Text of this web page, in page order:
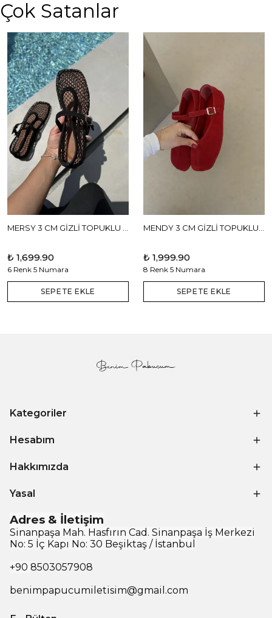
Çok Satanlar
₺ 1,699.90
6 Renk 5 Numara
SEPETE EKLE
₺ 1,999.90
8 Renk 5 Numara
SEPETE EKLE
Kategoriler
Hesabım
Hakkımızda
Yasal
Adres & İletişim
Sinanpaşa Mah. Hasfırın Cad. Sinanpaşa İş Merkezi
No: 5 İç Kapı No: 30 Beşiktaş / İstanbul
+90 8503057908
benimpapucumiletisim@gmail.com